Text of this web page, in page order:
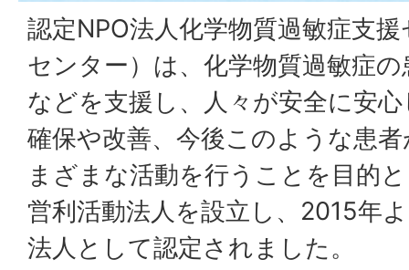
認定NPO法人化学物質過敏症支
センター）は、化学物質過敏症
などを支援し、人々が安全に安
確保や改善、今後このような患
まざまな活動を行うことを目的
営利活動法人を設立し、2015年
法人として認定されました。